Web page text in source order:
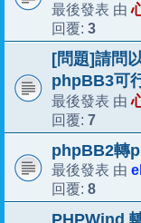
最後發表 由
回覆: 3
[問題]請問
phpBB3可
最後發表 由
回覆: 7
phpBB2轉
最後發表 由
回覆: 8